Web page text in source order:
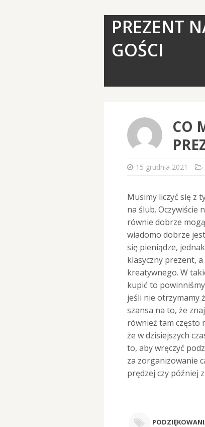
PREZENT
GOŚCI
CO
15 grudnia 2021
Musimy liczyć się z
na ślub. Oczywiście
równie dobrze
wiadomo dobrze
się pieniądze,
klasyczny prezent,
kreatywnego. W
kupić to
jeśli nie otrzymamy
szansa na to, że
również tam często
że w dzisiejszych
to, aby wręczyć
za zorganizowanie
prędzej czy później